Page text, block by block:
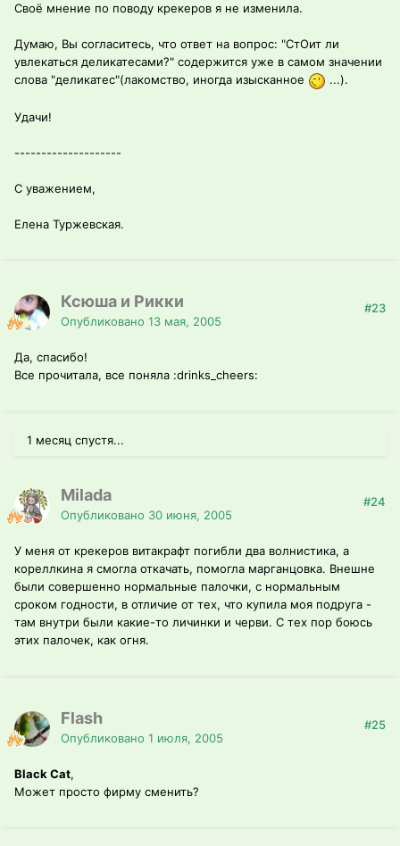
Своё мнение по поводу крекеров я не изменила.
Думаю, Вы согласитесь, что ответ на вопрос: "СтОит ли
увлекаться деликатесами?" содержится уже в самом значении
слова "деликатес"(лакомство, иногда изысканное
...).
Удачи!
--------------------
С уважением,
Елена Туржевская.
Ксюша и Рикки
Опубликовано 13 мая, 2005
#23
Да, спасибо!
Все прочитала, все поняла :drinks_cheers:
1 месяц спустя...
Milada
Опубликовано 30 июня, 2005
#24
У меня от крекеров витакрафт погибли два волнистика, а
кореллкина я смогла откачать, помогла марганцовка. Внешне
были совершенно нормальные палочки, с нормальным
сроком годности, в отличие от тех, что купила моя подруга -
там внутри были какие-то личинки и черви. С тех пор боюсь
этих палочек, как огня.
Flash
Опубликовано 1 июля, 2005
#25
Black Cat,
Может просто фирму сменить?